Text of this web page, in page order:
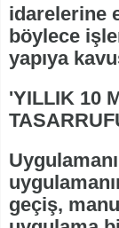
idarelerine
böylece
yapıya
'YILLIK 10
geçiş,